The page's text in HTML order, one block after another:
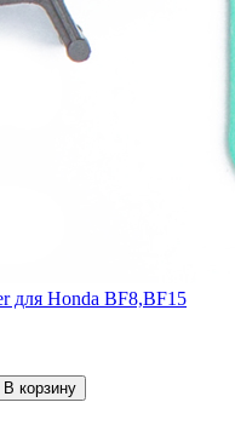
для Honda BF8,BF15
В корзину